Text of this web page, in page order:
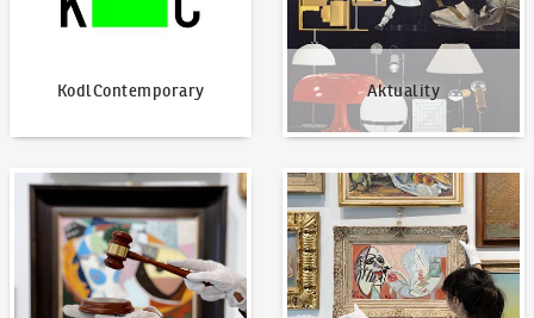
KodlContemporary Aktuality
Jak dražit? Nabídnout dílo